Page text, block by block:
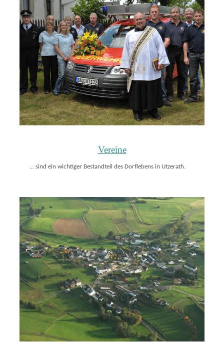
Vereine
... sind ein wichtiger Bestandteil des Dorflebens in Utzerath.